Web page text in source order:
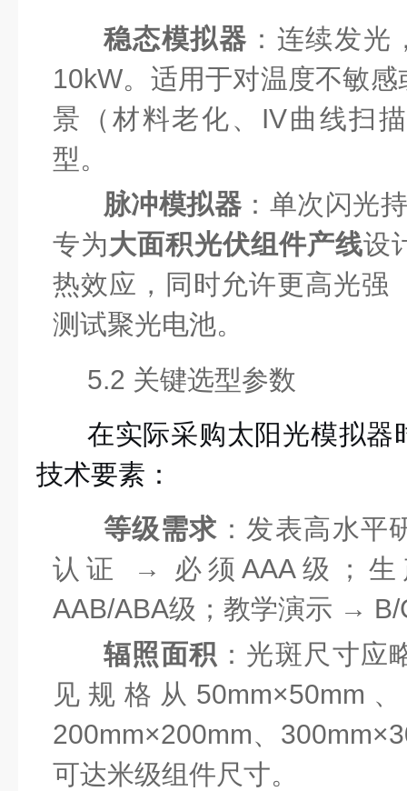
稳态模拟器 ：连续发光
10kW。适用于对温度不敏
景（材料老化、IV曲线扫
型。
脉冲模拟器 ：单次闪光
专为大面积光伏组件产线设
热效应，同时允许更高光强
测试聚光电池。
5.2 关键选型参数
在实际采购太阳光模拟器
技术要素：
等级需求 ：发表高水平
认证 → 必须AAA级；
AAB/ABA级；教学演示 → B/
辐照面积 ：光斑尺寸应
见规格从50mm×50mm、
200mm×200mm、
可达米级组件尺寸。